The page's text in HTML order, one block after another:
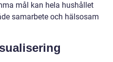
mål kan hela hushållet
samarbete och hälsosam